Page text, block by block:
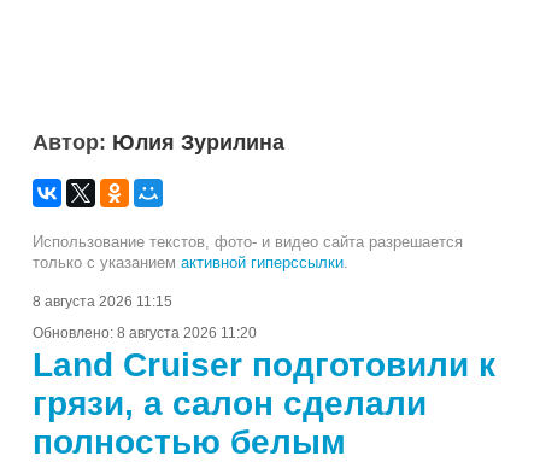
Автор: Юлия Зурилина
Использование текстов, фото- и видео сайта разрешается
только с указанием активной гиперссылки
8 августа 2026 11:15
Обновлено: 8 августа 2026 11:20
Land Cruiser подготовили к
грязи, а салон сделали
полностью белым